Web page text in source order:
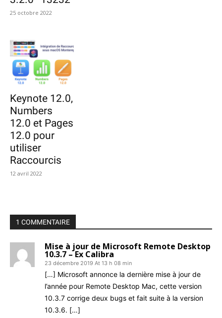
25 octobre 2022
Keynote 12.0,
Numbers
12.0 et Pages
12.0 pour
utiliser
Raccourcis
12 avril 2022
1 COMMENTAIRE
Mise à jour de Microsoft Remote Desktop
10.3.7 – Ex Calibra
23 décembre 2019 At 13 h 08 min
[…] Microsoft annonce la dernière mise à jour de
l’an­née pour Remote Desk­top Mac, cette ver­sion
10.3.7 cor­rige deux bugs et fait suite à la ver­sion
10.3.6. […]